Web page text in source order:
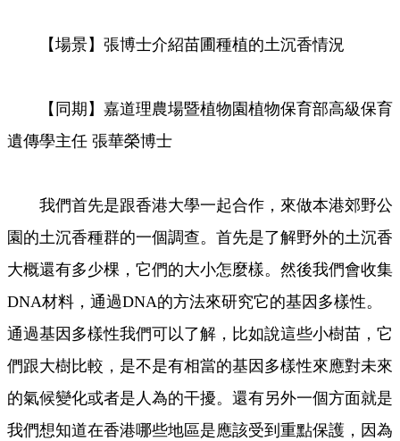
【場景】張博士介紹苗圃種植的土沉香情況
【同期】嘉道理農場暨植物園植物保育部高級保育
遺傳學主任 張華榮博士
我們首先是跟香港大學一起合作，來做本港郊野公
園的土沉香種群的一個調查。首先是了解野外的土沉香
大概還有多少棵，它們的大小怎麼樣。然後我們會收集
DNA材料，通過DNA的方法來研究它的基因多樣性。
通過基因多樣性我們可以了解，比如說這些小樹苗，它
們跟大樹比較，是不是有相當的基因多樣性來應對未來
的氣候變化或者是人為的干擾。還有另外一個方面就是
我們想知道在香港哪些地區是應該受到重點保護，因為